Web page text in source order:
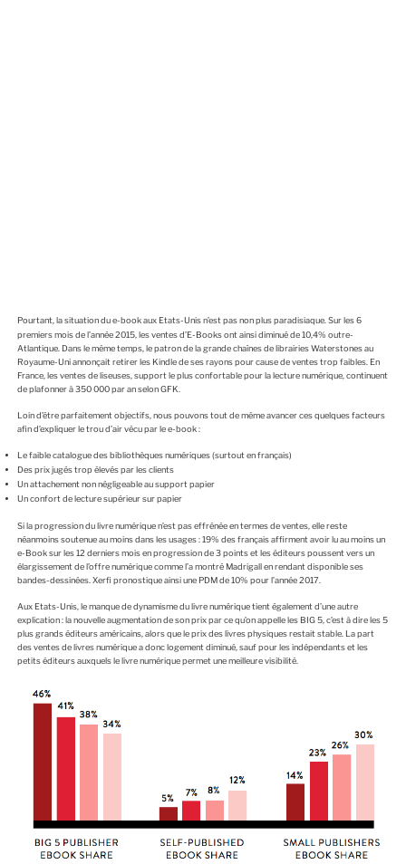
Pourtant, la situation du e-book aux Etats-Unis n’est pas non plus paradisiaque. Sur les 6
premiers mois de l’année 2015, les ventes d’E-Books ont ainsi diminué de 10,4% outre-
Atlantique. Dans le même temps, le patron de la grande chaînes de librairies Waterstones au
Royaume-Uni annonçait retirer les Kindle de ses rayons pour cause de ventes trop faibles. En
France, les ventes de liseuses, support le plus confortable pour la lecture numérique, continuent
de plafonner à 350 000 par an selon GFK.
Loin d’être parfaitement objectifs, nous pouvons tout de même avancer ces quelques facteurs
afin d’expliquer le trou d’air vécu par le e-book :
Le faible catalogue des bibliothèques numériques (surtout en français)
Des prix jugés trop élevés par les clients
Un attachement non négligeable au support papier
Un confort de lecture supérieur sur papier
Si la progression du livre numérique n’est pas effrénée en termes de ventes, elle reste
néanmoins soutenue au moins dans les usages : 19% des français affirment avoir lu au moins un
e-Book sur les 12 derniers mois en progression de 3 points et les éditeurs poussent vers un
élargissement de l’offre numérique comme l’a montré Madrigall en rendant disponible ses
bandes-dessinées. Xerfi pronostique ainsi une PDM de 10% pour l’année 2017.
Aux Etats-Unis, le manque de dynamisme du livre numérique tient également d’une autre
explication : la nouvelle augmentation de son prix par ce qu’on appelle les BIG 5, c’est à dire les 5
plus grands éditeurs américains, alors que le prix des livres physiques restait stable. La part
des ventes de livres numérique a donc logement diminué, sauf pour les indépendants et les
petits éditeurs auxquels le livre numérique permet une meilleure visibilité.